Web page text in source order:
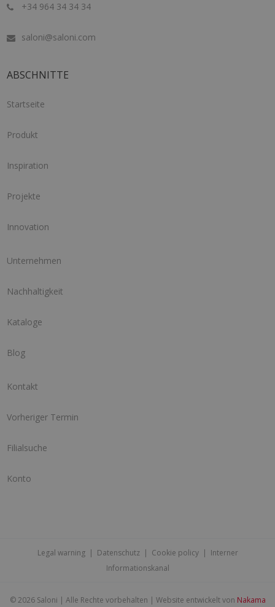
+34 964 34 34 34
saloni@saloni.com
ABSCHNITTE
Startseite
Produkt
Inspiration
Projekte
Innovation
Unternehmen
Nachhaltigkeit
Kataloge
Blog
Kontakt
Vorheriger Termin
Filialsuche
Konto
Legal warning| Datenschutz| Cookie policy| Interner
Informationskanal
©2026 Saloni | Alle Rechte vorbehalten | Website entwickelt von Nakama